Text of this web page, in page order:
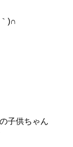
)∩
子供ちゃん